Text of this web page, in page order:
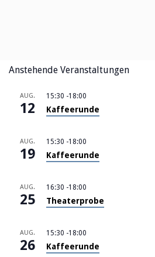
Anstehende Veranstaltungen
AUG.
12
15:30 -18:00
Kaffeerunde
AUG.
19
15:30 -18:00
Kaffeerunde
AUG.
25
16:30 -18:00
Theaterprobe
AUG.
26
15:30 -18:00
Kaffeerunde